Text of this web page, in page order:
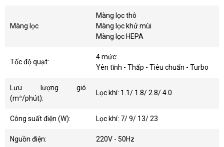
Màng lọc
Màng lọc thô
Màng lọc khử mùi
Màng lọc HEPA
Tốc độ quạt:
4 mức:
Yên tĩnh - Thấp - Tiêu chuẩn - Turbo
Lưu lượng gió
(m³/phút):
Lọc khí: 1.1/ 1.8/ 2.8/ 4.0
Công suất điện (W): Lọc khí: 7/ 9/ 13/ 23
Nguồn điện: 220V - 50Hz